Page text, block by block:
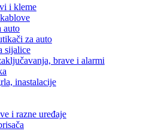
i kleme
auto
za auto
sijalice
brave i alarmi
inastalacije
i razne uređaje